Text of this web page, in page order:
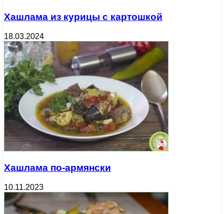
Хашлама из курицы с картошкой
18.03.2024
Хашлама по-армянски
10.11.2023